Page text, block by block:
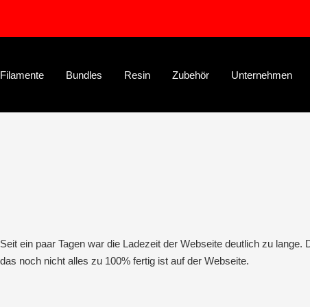
Filamente Bundles Resin Zubehör Unternehmen
Seit ein paar Tagen war die Ladezeit der Webseite deutlich zu
das noch nicht alles zu 100% fertig ist auf der Webseite.